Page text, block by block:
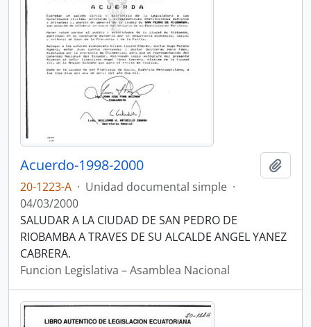
Acuerdo-1998-2000
20-1223-A · Unidad documental simple ·
04/03/2000
SALUDAR A LA CIUDAD DE SAN PEDRO DE
RIOBAMBA A TRAVES DE SU ALCALDE ANGEL YANEZ
CABRERA.
Funcion Legislativa – Asamblea Nacional